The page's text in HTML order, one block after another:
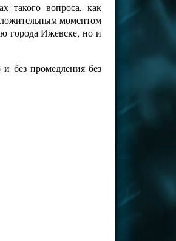
такого вопроса, как
моментом
города Ижевске, но и
без промедления без